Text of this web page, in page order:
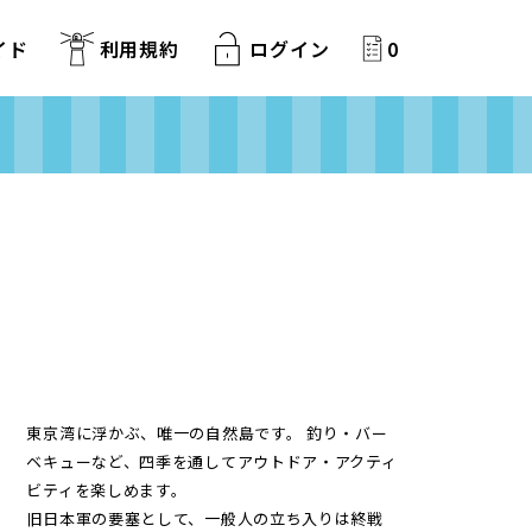
ド 利用規約 ログイン 0
東京湾に浮かぶ、唯一の自然島です。 釣り・バー
ベキューなど、四季を通してアウトドア・アクティ
ビティを楽しめます。
旧日本軍の要塞として、一般人の立ち入りは終戦